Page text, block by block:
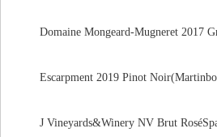
Domaine Mongeard-Mugneret 2017
Escarpment 2019 Pinot
J Vineyards&Winery NV Brut